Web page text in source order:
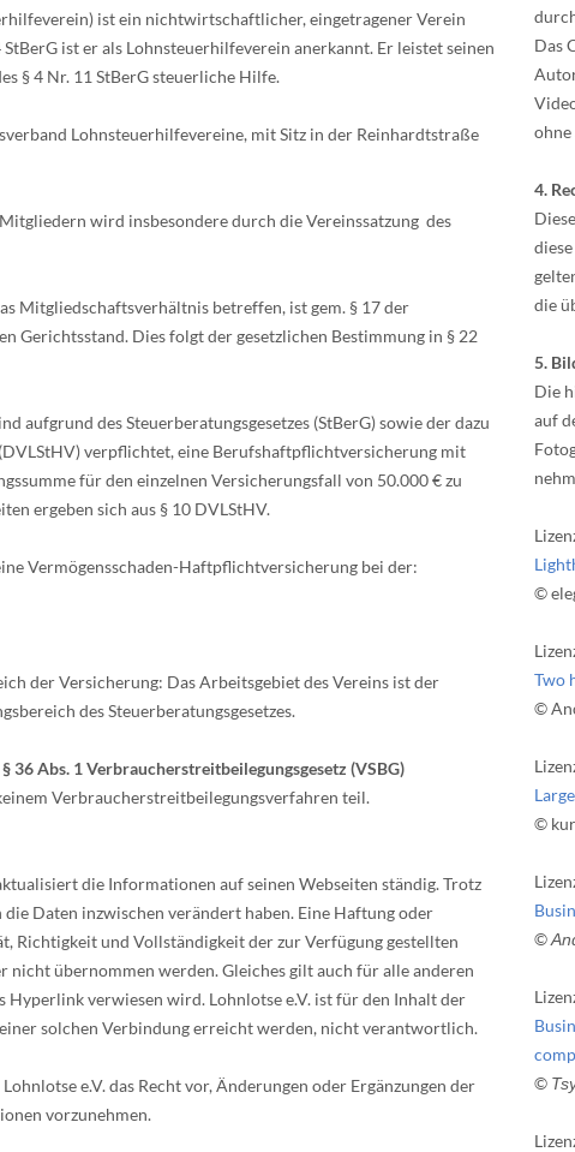
ist ein nichtwirtschaftlicher, eingetragener Verein
StBerG ist er als Lohnsteuerhilfeverein anerkannt. Er leistet seinen
§ 4 Nr. 11 StBerG steuerliche Hilfe.
Lohnsteuerhilfevereine, mit Sitz in der Reinhardtstraße
wird insbesondere durch die Vereinssatzung des
Mitgliedschaftsverhältnis betreffen, ist gem. § 17 der
Gerichtsstand. Dies folgt der gesetzlichen Bestimmung in § 22
aufgrund des Steuerberatungsgesetzes (StBerG) sowie der dazu
verpflichtet, eine Berufshaftpflichtversicherung mit
für den einzelnen Versicherungsfall von 50.000 € zu
ergeben sich aus § 10 DVLStHV.
Vermögensschaden-Haftpflichtversicherung bei der:
der Versicherung: Das Arbeitsgebiet des Vereins ist der
des Steuerberatungsgesetzes.
36 Abs. 1 Verbraucherstreitbeilegungsgesetz (VSBG)
Verbraucherstreitbeilegungsverfahren teil.
die Informationen auf seinen Webseiten ständig. Trotz
Daten inzwischen verändert haben. Eine Haftung oder
Richtigkeit und Vollständigkeit der zur Verfügung gestellten
nicht übernommen werden. Gleiches gilt auch für alle anderen
Hyperlink verwiesen wird. Lohnlotse e.V. ist für den Inhalt der
solchen Verbindung erreicht werden, nicht verantwortlich.
e.V. das Recht vor, Änderungen oder Ergänzungen der
vorzunehmen.
Das
4.
die
5.
Die
auf
©
Two
©
©
©
©